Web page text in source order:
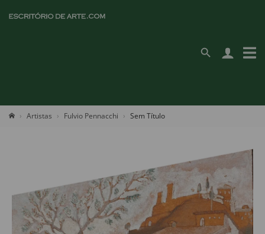
Artistas Fulvio Pennacchi Sem Título